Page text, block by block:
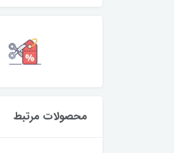
محصولات مرتبط